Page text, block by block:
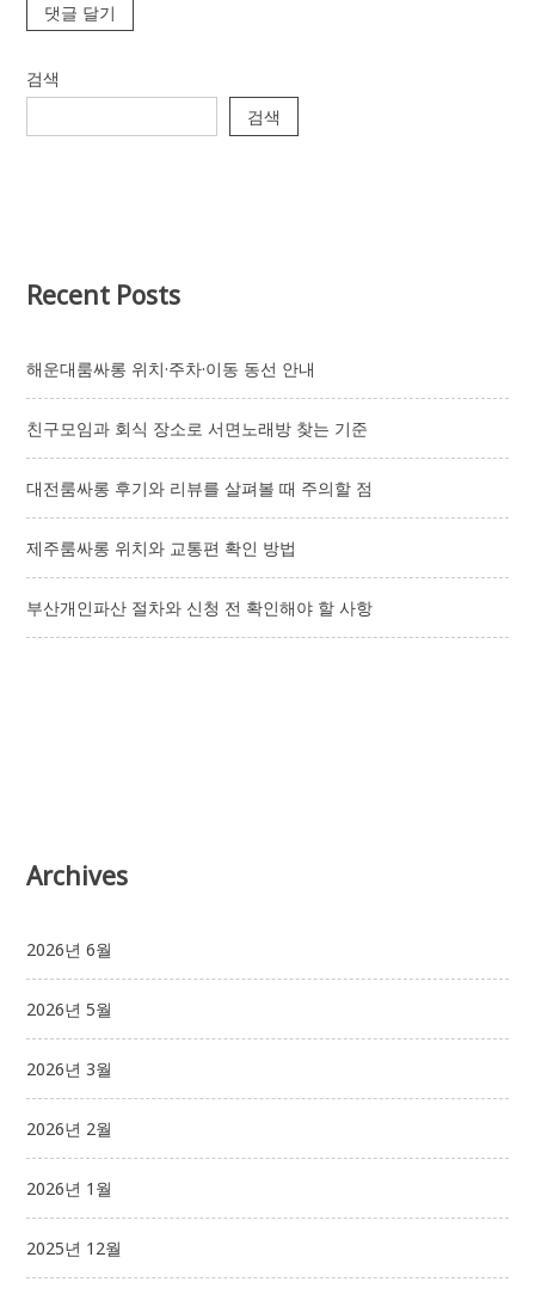
검색
검색
Recent Posts
해운대룸싸롱 위치·주차·이동 동선 안내
친구모임과 회식 장소로 서면노래방 찾는 기준
대전룸싸롱 후기와 리뷰를 살펴볼 때 주의할 점
제주룸싸롱 위치와 교통편 확인 방법
부산개인파산 절차와 신청 전 확인해야 할 사항
Archives
2026년 6월
2026년 5월
2026년 3월
2026년 2월
2026년 1월
2025년 12월